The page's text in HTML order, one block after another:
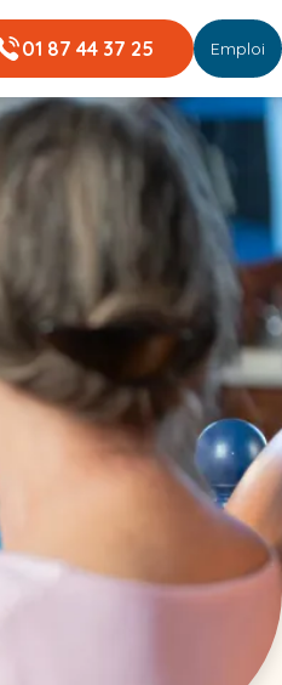
01 87 44 37 25 Emploi